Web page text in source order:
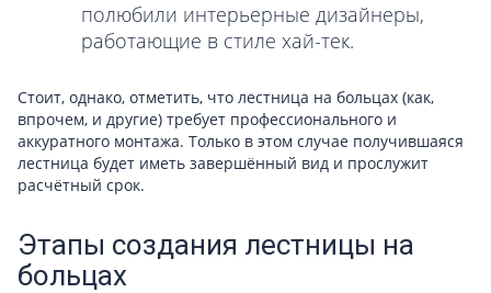
полюбили интерьерные дизайнеры,
работающие в стиле хай-тек.
Стоит, однако, отметить, что лестница на больцах (как,
впрочем, и другие) требует профессионального и
аккуратного монтажа. Только в этом случае получившаяся
лестница будет иметь завершённый вид и прослужит
расчётный срок.
Этапы создания лестницы на
больцах